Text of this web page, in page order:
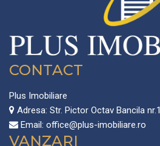
CONTACT
Plus Imobiliare
Adresa: Str. Pictor Octav Bancila nr.1
Email: office@plus-imobiliare.ro
VANZARI